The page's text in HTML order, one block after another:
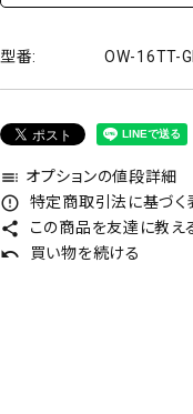
型番: OW-16TT-
toc オプションの値段詳細
error_outline 特定商取引法に基づ
share この商品を友達に教え
undo 買い物を続ける